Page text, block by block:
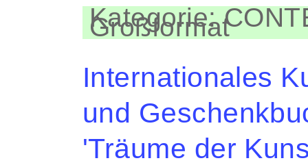
Kategorie:
Großformat
Internationales
und
'Träume der